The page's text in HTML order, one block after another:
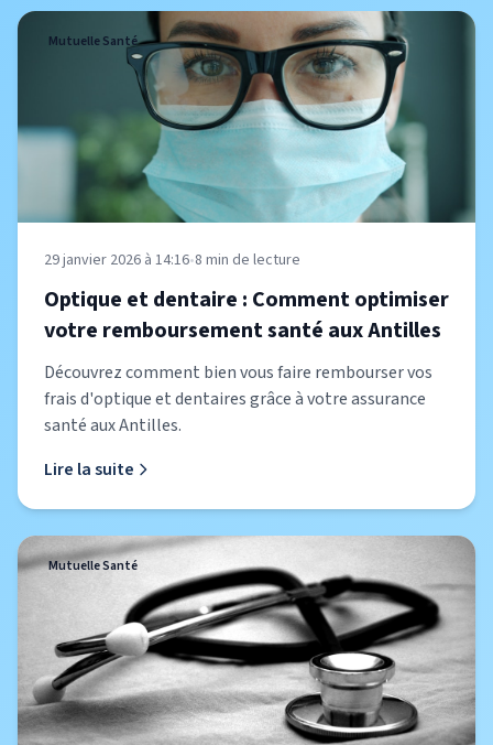
Mutuelle Santé
29 janvier 2026 à 14:16•8 min de lecture
Optique et dentaire : Comment optimiser
votre remboursement santé aux Antilles
Découvrez comment bien vous faire rembourser vos
frais d'optique et dentaires grâce à votre assurance
santé aux Antilles.
Lire la suite
Mutuelle Santé